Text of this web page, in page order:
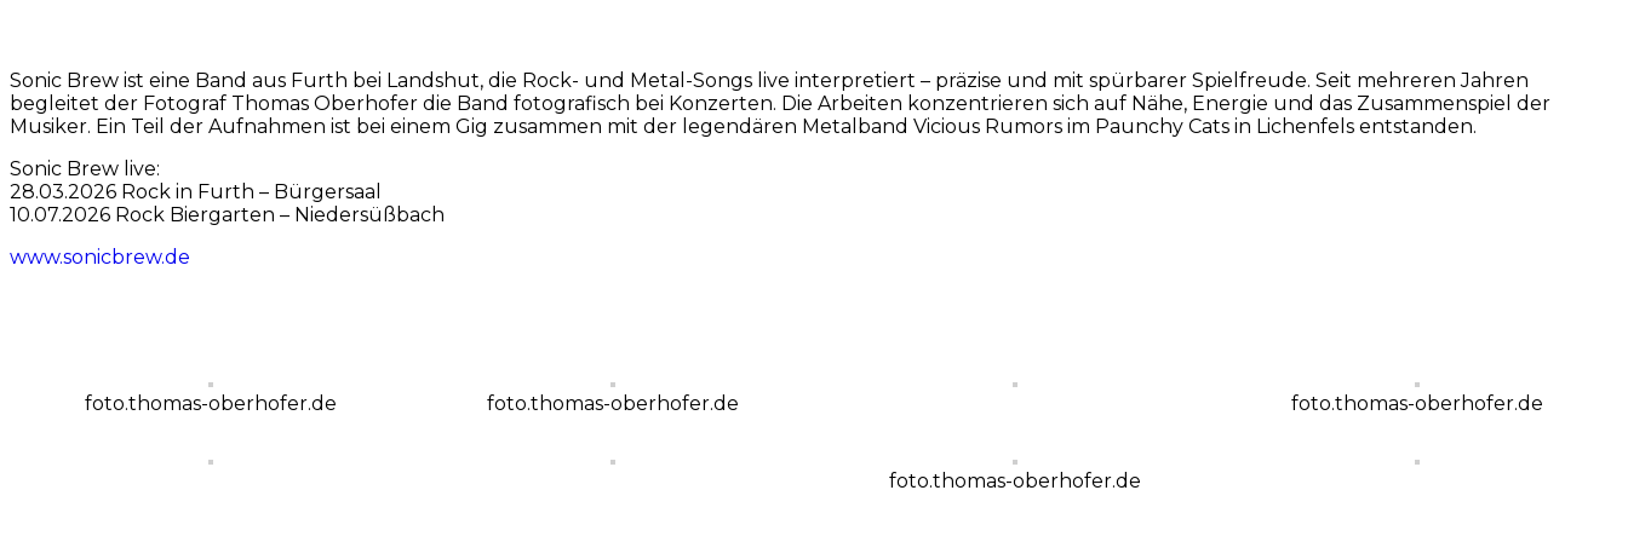
Sonic Brew ist eine Band aus Furth bei Landshut, die Rock- und Metal-Songs live interpretiert – präzise und mit spürbarer Spielfreude. Seit mehreren Jahren
begleitet der Fotograf Thomas Oberhofer die Band fotografisch bei Konzerten. Die Arbeiten konzentrieren sich auf Nähe, Energie und das Zusammenspiel der
Musiker. Ein Teil der Aufnahmen ist bei einem Gig zusammen mit der legendären Metalband Vicious Rumors im Paunchy Cats in Lichenfels entstanden.
Sonic Brew live:
28.03.2026 Rock in Furth – Bürgersaal
10.07.2026 Rock Biergarten – Niedersüßbach
www.sonicbrew.de
foto.thomas-oberhofer.de foto.thomas-oberhofer.de foto.thomas-oberhofer.de
foto.thomas-oberhofer.de